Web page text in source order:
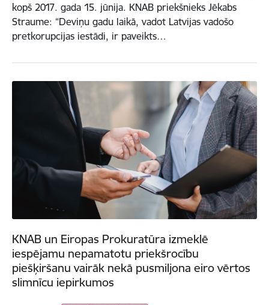
kopš 2017. gada 15. jūnija. KNAB priekšnieks Jēkabs
Straume: “Deviņu gadu laikā, vadot Latvijas vadošo
pretkorupcijas iestādi, ir paveikts…
KNAB un Eiropas Prokuratūra izmeklē
iespējamu nepamatotu priekšrocību
piešķiršanu vairāk nekā pusmiljona eiro vērtos
slimnīcu iepirkumos